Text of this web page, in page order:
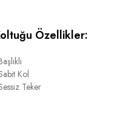
Özellikler:
Kol
Teker